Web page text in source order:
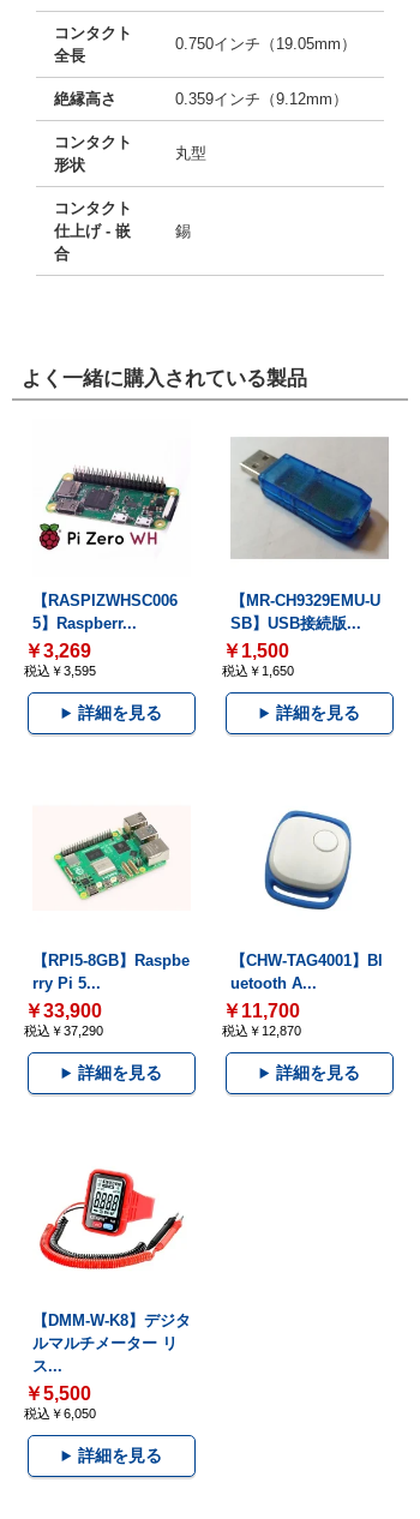
コンタクト
全長
0.750インチ（19.05mm）
絶縁高さ 0.359インチ（9.12mm）
コンタクト
形状
丸型
コンタクト
仕上げ - 嵌
合
錫
よく一緒に購入されている製品
【RASPIZWHSC006
5】Raspberr...
￥3,269
税込￥3,595
詳細を見る
【MR-CH9329EMU-U
SB】USB接続版...
￥1,500
税込￥1,650
詳細を見る
【RPI5-8GB】Raspbe
rry Pi 5...
￥33,900
税込￥37,290
詳細を見る
【CHW-TAG4001】Bl
uetooth A...
￥11,700
税込￥12,870
詳細を見る
【DMM-W-K8】デジタ
ルマルチメーター リ
ス...
￥5,500
税込￥6,050
詳細を見る